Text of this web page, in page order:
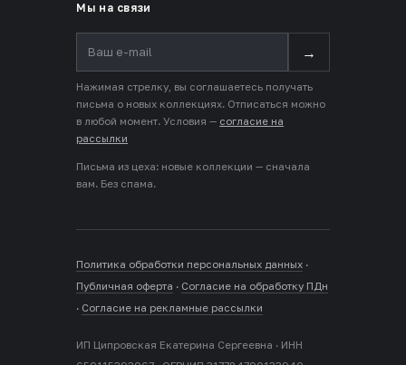
Мы на связи
→
Нажимая стрелку, вы соглашаетесь получать
письма о новых коллекциях. Отписаться можно
в любой момент. Условия — согласие на
рассылки
Письма из цеха: новые коллекции — сначала
вам. Без спама.
Политика обработки персональных данных ·
Публичная оферта · Согласие на обработку ПДн
· Согласие на рекламные рассылки
ИП Ципровская Екатерина Сергеевна · ИНН